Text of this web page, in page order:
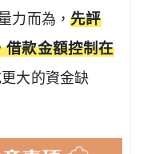
力而為，先評
借款金額控制在
大的資金缺